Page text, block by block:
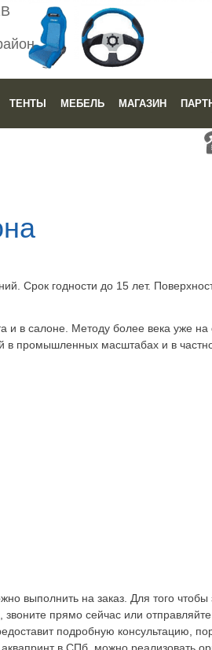
ТЕНТЫ МЕБЕЛЬ МАГАЗИН
Срок годности до 15 лет.
и в салоне. Методу более века уже
в промышленных масштабах и в
выполнить на заказ. Для того чтобы
звоните прямо сейчас или
подробную консультацию,